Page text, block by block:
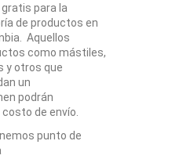
gratis para la
de productos en
Aquellos
como mástiles,
y otros que
un
podrán
de envío.
punto de